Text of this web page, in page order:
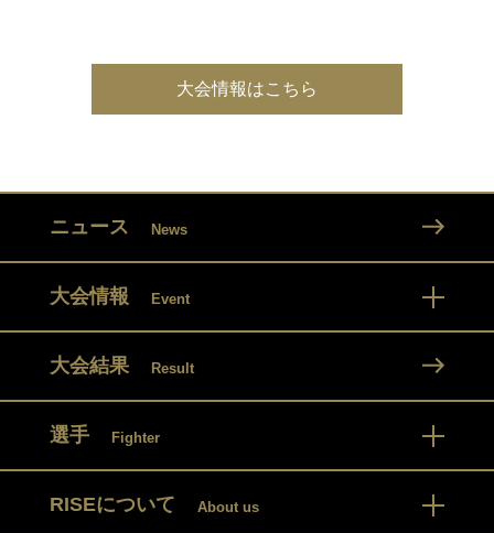
大会情報はこちら
ニュース News
大会情報 Event
大会結果 Result
選手 Fighter
RISEについて About us